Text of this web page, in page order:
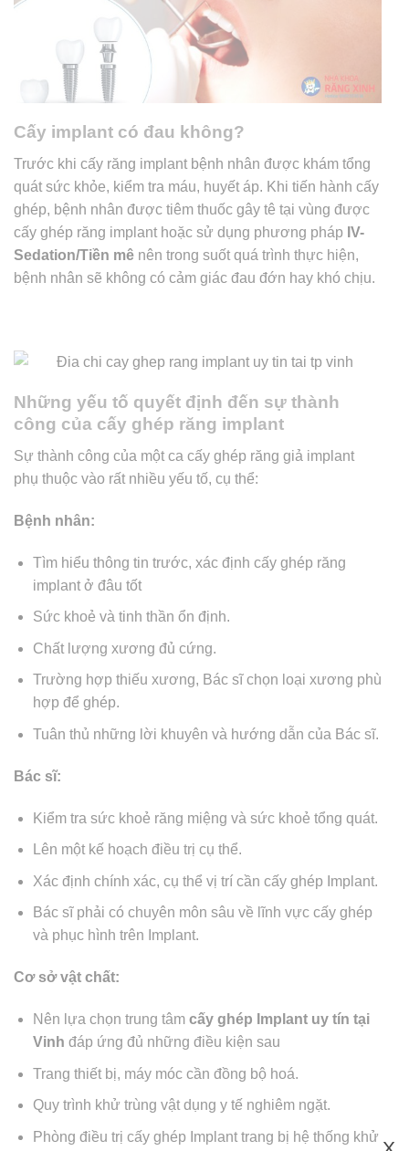
Cấy implant có đau không?
Trước khi cấy răng implant bệnh nhân được khám tổng
quát sức khỏe, kiểm tra máu, huyết áp. Khi tiến hành cấy
ghép, bệnh nhân được tiêm thuốc gây tê tại vùng được
cấy ghép răng implant hoặc sử dụng phương pháp IV-
Sedation/Tiền mê nên trong suốt quá trình thực hiện,
bệnh nhân sẽ không có cảm giác đau đớn hay khó chịu.
Những yếu tố quyết định đến sự thành
công của cấy ghép răng implant
Sự thành công của một ca cấy ghép răng giả implant
phụ thuộc vào rất nhiều yếu tố, cụ thể:
Bệnh nhân:
Tìm hiểu thông tin trước, xác định cấy ghép răng
implant ở đâu tốt
Sức khoẻ và tinh thần ổn định.
Chất lượng xương đủ cứng.
Trường hợp thiếu xương, Bác sĩ chọn loại xương phù
hợp để ghép.
Tuân thủ những lời khuyên và hướng dẫn của Bác sĩ.
Bác sĩ:
Kiểm tra sức khoẻ răng miệng và sức khoẻ tổng quát.
Lên một kế hoạch điều trị cụ thể.
Xác định chính xác, cụ thể vị trí cần cấy ghép Implant.
Bác sĩ phải có chuyên môn sâu về lĩnh vực cấy ghép
và phục hình trên Implant.
Cơ sở vật chất:
Nên lựa chọn trung tâm cấy ghép Implant uy tín tại
Vinh đáp ứng đủ những điều kiện sau
Trang thiết bị, máy móc cần đồng bộ hoá.
Quy trình khử trùng vật dụng y tế nghiêm ngặt.
Phòng điều trị cấy ghép Implant trang bị hệ thống khử